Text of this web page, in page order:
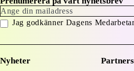
Jag godkänner Dagens
Nyheter Partners